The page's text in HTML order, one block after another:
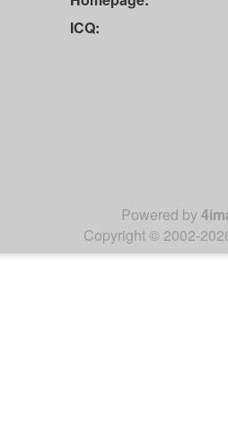
ICQ:
Powered by
Copyright © 2002-